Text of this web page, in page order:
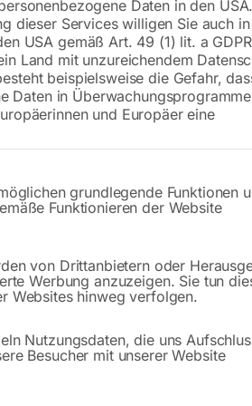
Versandkosten Standard (Österreich):€
Bitte beachten Sie: Die Versandkosten
In den
Sie haben
Anfrageformular
Daten in den
dieser Services willigen Sie auch
USA gemäß Art. 49 (1) lit. a
Land mit unzureichendem
beispielsweise die Gefahr,
Daten in
und Europäer eine
für die eine Einwilligung erteilt
grundlegende Funktionen
Funktionieren der Website
von Drittanbietern oder
Werbung anzuzeigen. Sie tun
Websites hinweg verfolgen.
Nutzungsdaten, die uns
Besucher mit unserer Website